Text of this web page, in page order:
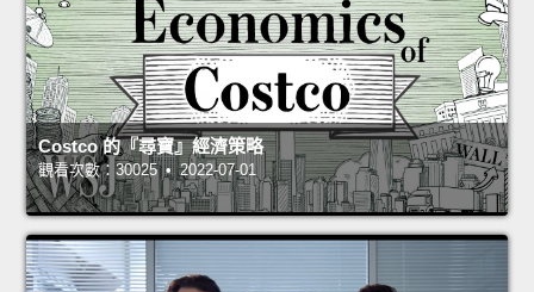
Costco 的『尋寶』經濟策略
觀看次數：30025 • 2022-07-01